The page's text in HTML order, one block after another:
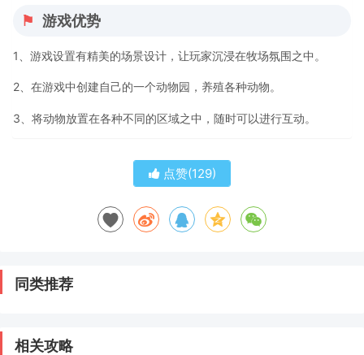
游戏优势
1、游戏设置有精美的场景设计，让玩家沉浸在牧场氛围之中。
2、在游戏中创建自己的一个动物园，养殖各种动物。
3、将动物放置在各种不同的区域之中，随时可以进行互动。
点赞(129)
同类推荐
相关攻略